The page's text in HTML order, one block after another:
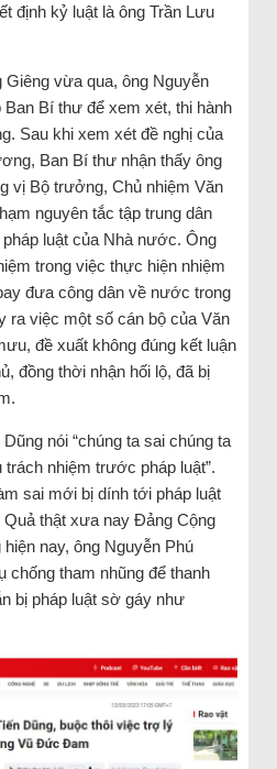
định kỷ luật là ông Trần Lưu
vừa qua, ông Nguyễn
Ban Bí thư để xem xét, thi hành
Sau khi xem xét đề nghị của
Ban Bí thư nhận thấy ông
vị Bộ trưởng, Chủ nhiệm Văn
nguyên tắc tập trung dân
luật của Nhà nước. Ông
trong việc thực hiện nhiệm
đưa công dân về nước trong
ra việc một số cán bộ của Văn
đề xuất không đúng kết luận
đồng thời nhận hối lộ, đã bị
nói “chúng ta sai chúng ta
trách nhiệm trước pháp luật”.
sai mới bị dính tới pháp luật
thật xưa nay Đảng Cộng
nay, ông Nguyễn Phú
chống tham nhũng để thanh
bị pháp luật sờ gáy như